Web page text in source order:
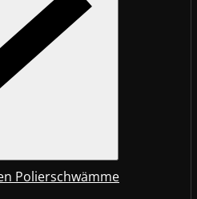
Polierschwämme